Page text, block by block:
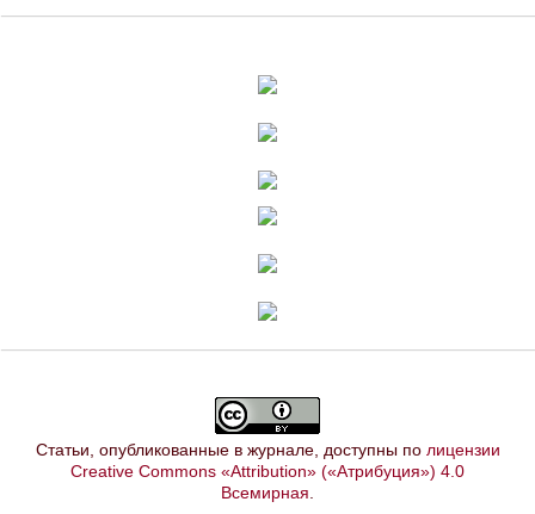
Статьи, опубликованные в журнале, доступны по лицензии
Creative Commons «Attribution» («Атрибуция») 4.0
Всемирная